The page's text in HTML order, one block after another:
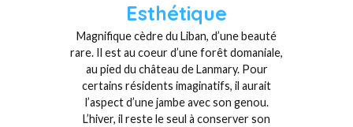
Esthétique
Magnifique cèdre du Liban, d’une beauté
rare. Il est au coeur d’une forêt domaniale,
au pied du château de Lanmary. Pour
certains résidents imaginatifs, il aurait
l’aspect d’une jambe avec son genou.
L’hiver, il reste le seul à conserver son